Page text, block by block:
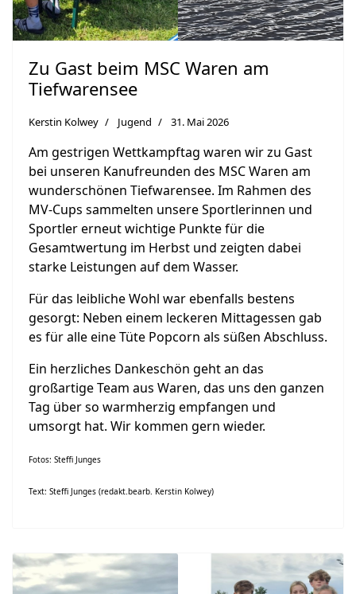
Zu Gast beim MSC Waren am
Tiefwarensee
Kerstin Kolwey Jugend 31. Mai 2026
Am gestrigen Wettkampftag waren wir zu Gast
bei unseren Kanufreunden des MSC Waren am
wunderschönen Tiefwarensee. Im Rahmen des
MV‑Cups sammelten unsere Sportlerinnen und
Sportler erneut wichtige Punkte für die
Gesamtwertung im Herbst und zeigten dabei
starke Leistungen auf dem Wasser.
Für das leibliche Wohl war ebenfalls bestens
gesorgt: Neben einem leckeren Mittagessen gab
es für alle eine Tüte Popcorn als süßen Abschluss.
Ein herzliches Dankeschön geht an das
großartige Team aus Waren, das uns den ganzen
Tag über so warmherzig empfangen und
umsorgt hat. Wir kommen gern wieder.
Fotos: Steffi Junges
Text: Steffi Junges (redakt.bearb. Kerstin Kolwey)